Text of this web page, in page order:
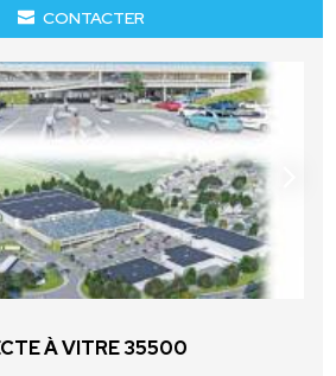
CONTACTER
À VITRE 35500